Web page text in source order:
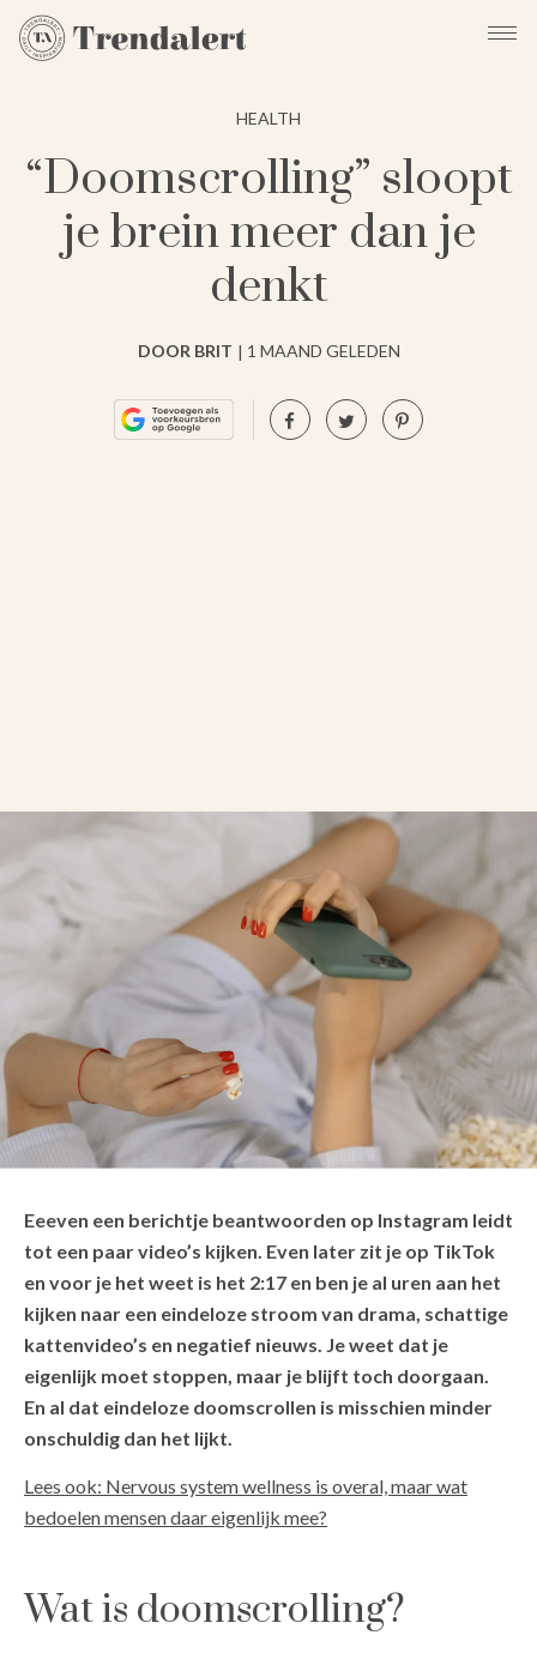
HEALTH
“Doomscrolling” sloopt
je brein meer dan je
denkt
DOOR BRIT 1 MAAND GELEDEN
Eeeven een berichtje beantwoorden op Instagram leidt
tot een paar video’s kijken. Even later zit je op TikTok
en voor je het weet is het 2:17 en ben je al uren aan het
kijken naar een eindeloze stroom van drama, schattige
kattenvideo’s en negatief nieuws. Je weet dat je
eigenlijk moet stoppen, maar je blijft toch doorgaan.
En al dat eindeloze doomscrollen is misschien minder
onschuldig dan het lijkt.
Lees ook: Nervous system wellness is overal, maar wat
bedoelen mensen daar eigenlijk mee?
Wat is doomscrolling?